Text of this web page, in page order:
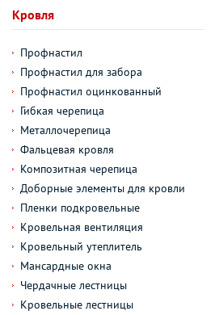
Кровля
Профнастил
Профнастил для забора
Профнастил оцинкованный
Гибкая черепица
Металлочерепица
Фальцевая кровля
Композитная черепица
Доборные элементы для кровли
Пленки подкровельные
Кровельная вентиляция
Кровельный утеплитель
Мансардные окна
Чердачные лестницы
Кровельные лестницы